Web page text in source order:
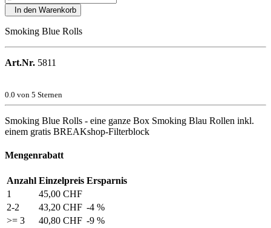
In den Warenkorb
Smoking Blue Rolls
Art.Nr. 5811
0.0 von 5 Sternen
Smoking Blue Rolls - eine ganze Box Smoking Blau Rollen inkl.
einem gratis BREAKshop-Filterblock
Mengenrabatt
Anzahl Einzelpreis Ersparnis
1
45,00 CHF
2-2
43,20 CHF -4 %
>= 3
40,80 CHF -9 %